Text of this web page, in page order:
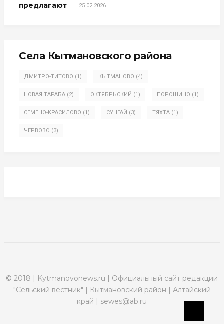
25.02.2026
Села Кытмановского района
ДМИТРО-ТИТОВО (1) КЫТМАНОВО (4)
НОВАЯ ТАРАБА (2) ОКТЯБРЬСКИЙ (1) ПОРОШИНО (1)
СЕМЕНО-КРАСИЛОВО (1) СУНГАЙ (3) ТЯХТА (1)
ЧЕРВОВО (3)
© 2018 | Kytmanovonews.ru | Официальный сайт редакции
"Сельский вестник" | Кытмановский район | Алтайский
край | sewes@ab.ru